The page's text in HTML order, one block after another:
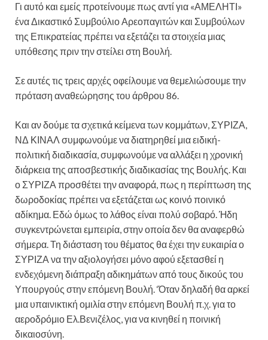
Γι αυτό και εμείς προτείνουμε πως αντί για «ΑΜΕΛΗΤΙ»
ένα Δικαστικό Συμβούλιο Αρεοπαγιτών και Συμβούλων
της Επικρατείας πρέπει να εξετάζει τα στοιχεία μιας
υπόθεσης πριν την στείλει στη Βουλή.
Σε αυτές τις τρεις αρχές οφείλουμε να θεμελιώσουμε την
πρόταση αναθεώρησης του άρθρου 86.
Και αν δούμε τα σχετικά κείμενα των κομμάτων, ΣΥΡΙΖΑ,
ΝΔ ΚΙΝΑΛ συμφωνούμε να διατηρηθεί μια ειδική-
πολιτική διαδικασία, συμφωνούμε να αλλάξει η χρονική
διάρκεια της αποσβεστικής διαδικασίας της Βουλής. Και
ο ΣΥΡΙΖΑ προσθέτει την αναφορά, πως η περίπτωση της
δωροδοκίας πρέπει να εξετάζεται ως κοινό ποινικό
αδίκημα. Εδώ όμως το λάθος είναι πολύ σοβαρό. Ήδη
συγκεντρώνεται εμπειρία, στην οποία δεν θα αναφερθώ
σήμερα. Τη διάσταση του θέματος θα έχει την ευκαιρία ο
ΣΥΡΙΖΑ να την αξιολογήσει μόνο αφού εξετασθεί η
ενδεχόμενη διάπραξη αδικημάτων από τους δικούς του
Υπουργούς στην επόμενη Βουλή. ‘Όταν δηλαδή θα αρκεί
μια υπαινικτική ομιλία στην επόμενη Βουλή π.χ. για το
αεροδρόμιο Ελ.Βενιζέλος, για να κινηθεί η ποινική
δικαιοσύνη.